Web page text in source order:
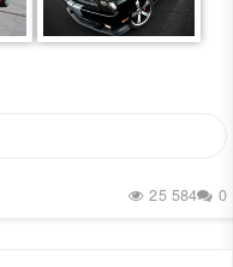
0
25 584